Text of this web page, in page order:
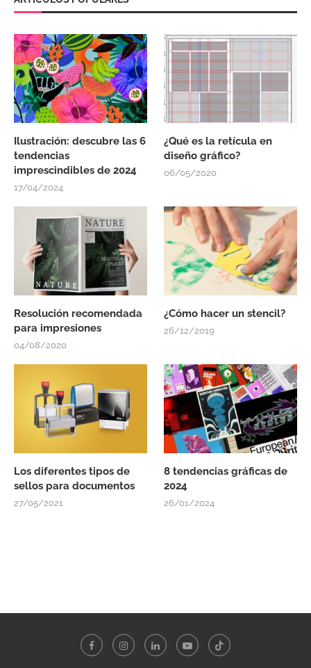
Ilustración: descubre las 6
tendencias
imprescindibles de 2024
17/04/2024
¿Qué es la retícula en
diseño gráfico?
06/05/2020
Resolución recomendada
para impresiones
04/08/2020
¿Cómo hacer un stencil?
26/12/2019
Los diferentes tipos de
sellos para documentos
27/05/2021
8 tendencias gráficas de
2024
26/01/2024